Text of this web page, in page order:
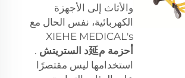
والأثاث إلى الأجهزة
الكهربائية، نفس الحال مع
XIEHE MEDICAL's
أحزمة م延د الستريتش
.
استخدامها ليس مقتصرًا